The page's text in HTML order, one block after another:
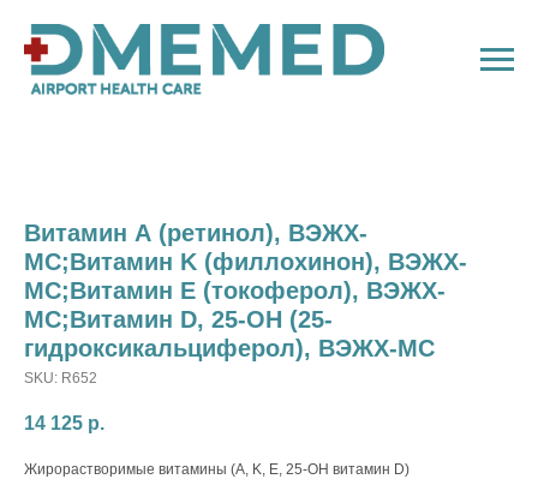
Витамин А (ретинол), ВЭЖХ-
МС;Витамин K (филлохинон), ВЭЖХ-
МС;Витамин E (токоферол), ВЭЖХ-
МС;Витамин D, 25-OH (25-
гидроксикальциферол), ВЭЖХ-МС
SKU: R652
14 125 р.
Жирорастворимые витамины (A, K, E, 25-ОН витамин D)